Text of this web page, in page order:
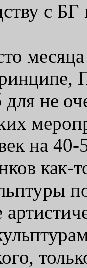
с
месяца
для не
на 40-
как-